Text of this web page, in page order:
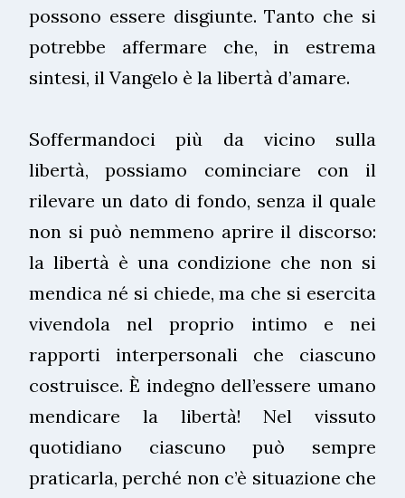
possono essere disgiunte. Tanto che si
potrebbe affermare che, in estrema
sintesi, il Vangelo è la libertà d’amare.
Soffermandoci più da vicino sulla
libertà, possiamo cominciare con il
rilevare un dato di fondo, senza il quale
non si può nemmeno aprire il discorso:
la libertà è una condizione che non si
mendica né si chiede, ma che si esercita
vivendola nel proprio intimo e nei
rapporti interpersonali che ciascuno
costruisce. È indegno dell’essere umano
mendicare la libertà! Nel vissuto
quotidiano ciascuno può sempre
praticarla, perché non c’è situazione che